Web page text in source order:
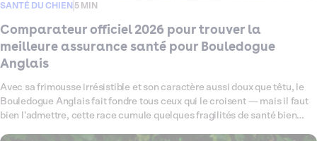
SANTÉ DU CHIEN 5 MIN
Comparateur officiel 2026 pour trouver la
meilleure assurance santé pour Bouledogue
Anglais
Avec sa frimousse irrésistible et son caractère aussi doux que têtu, le
Bouledogue Anglais fait fondre tous ceux qui le croisent — mais il faut
bien l'admettre, cette race cumule quelques fragilités de santé bien